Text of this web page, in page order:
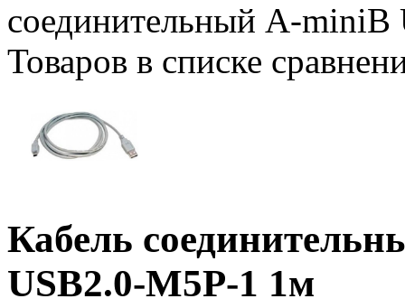
соединительный A-
Товаров в списке
Кабель
USB2.0-M5P-1 1м